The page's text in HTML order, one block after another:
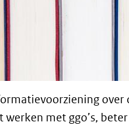
over
werken met ggo’s,